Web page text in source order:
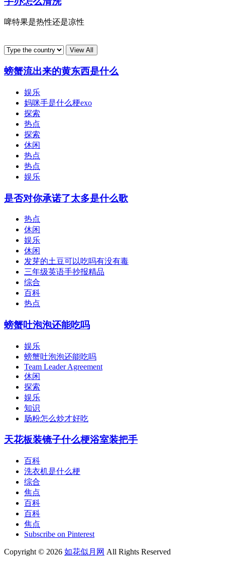
啤特果是热性还是凉性
螃蟹流出来的黄东西是什么
娱乐
妈咪手是什么梗exo
探索
热点
探索
休闲
热点
热点
娱乐
是否对你承诺了太多是什么歌
热点
休闲
娱乐
休闲
发芽的土豆可以吃吗有没有毒
三年级英语手抄报精品
综合
百科
热点
螃蟹吐泡泡还能吃吗
娱乐
螃蟹吐泡泡还能吃吗
Team Leader Agreement
休闲
探索
娱乐
知识
肠粉怎么炒才好吃
天花板装镜子什么梗浴室装把手
百科
洗衣机是什么梗
综合
焦点
百科
百科
焦点
Subscribe on Pinterest
Copyright © 2026 如花似月网 All Rights Reserved